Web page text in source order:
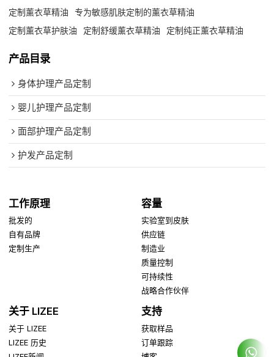
定制薰衣草精油
专为敏感肌肤定制的薰衣草精油
定制薰衣草护肤油
定制舒缓薰衣草精油 定制纯正薰衣草精油
产品目录
身体护理产品定制
婴儿护理产品定制
面部护理产品定制
护发产品定制
工作原理
批发的
自有品牌
定制生产
容量
实验室到皮肤
供应链
制造业
质量控制
可持续性
战略合作伙伴
关于 LIZEE
关于 LIZEE
LIZEE 历史
支持
获取样品
订单跟踪